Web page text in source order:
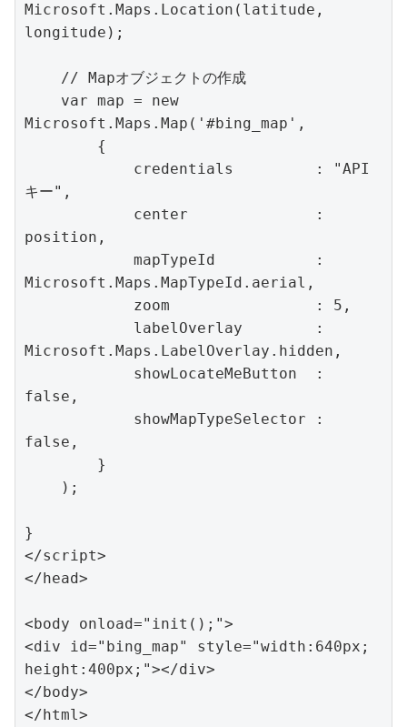
Microsoft.Maps.Location(latitude,
longitude);
Microsoft.Maps.Map('#bing_map',
キー",
position,
Microsoft.Maps.MapTypeId.aerial,
Microsoft.Maps.LabelOverlay.hidden,
false,
false,
}
</script>
</head>
<body onload="init();">
<div id="bing_map" style="width:640px;
height:400px;"></div>
</body>
</html>